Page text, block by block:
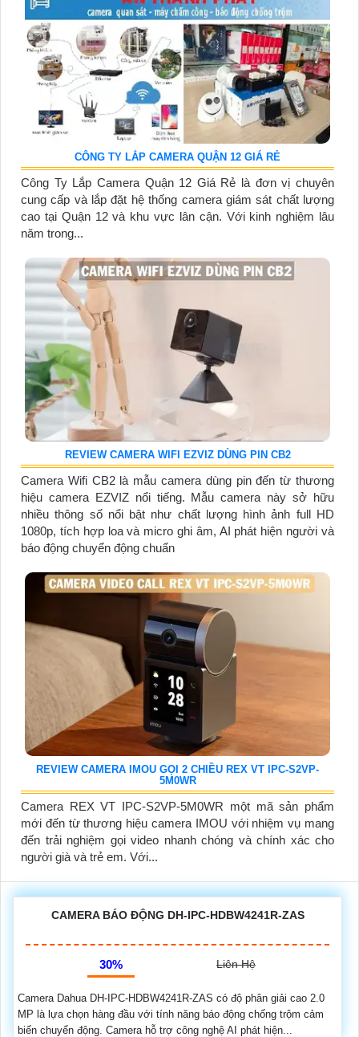
CÔNG TY LẮP CAMERA QUẬN 12 GIÁ RẺ
Công Ty Lắp Camera Quận 12 Giá Rẻ là đơn vị chuyên
cung cấp và lắp đặt hệ thống camera giám sát chất lượng
cao tại Quận 12 và khu vực lân cận. Với kinh nghiệm lâu
năm trong...
REVIEW CAMERA WIFI EZVIZ DÙNG PIN CB2
Camera Wifi CB2 là mẫu camera dùng pin đến từ thương
hiệu camera EZVIZ nổi tiếng. Mẫu camera này sở hữu
nhiều thông số nổi bật như chất lượng hình ảnh full HD
1080p, tích hợp loa và micro ghi âm, AI phát hiện người và
báo động chuyển động chuẩn
REVIEW CAMERA IMOU GỌI 2 CHIỀU REX VT IPC-S2VP-
5M0WR
Camera REX VT IPC-S2VP-5M0WR một mã sản phẩm
mới đến từ thương hiệu camera IMOU với nhiệm vụ mang
đến trải nghiệm gọi video nhanh chóng và chính xác cho
người già và trẻ em. Với...
CAMERA BÁO ĐỘNG DH-IPC-HDBW4241R-ZAS
30% Liên Hệ
Camera Dahua DH-IPC-HDBW4241R-ZAS có độ phân giải cao 2.0
MP là lựa chọn hàng đầu với tính năng báo động chống trộm cảm
biến chuyển động. Camera hỗ trợ công nghệ AI phát hiện...